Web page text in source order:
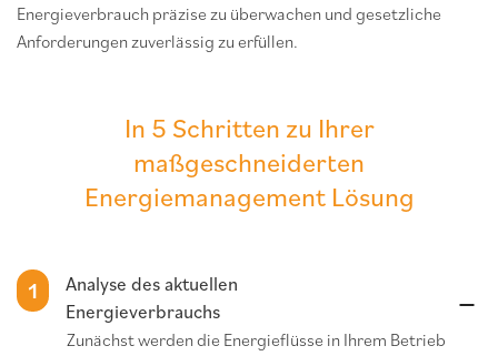
Energieverbrauch präzise zu überwachen und gesetzliche
Anforderungen zuverlässig zu erfüllen.
In 5 Schritten zu Ihrer
maßgeschneiderten
Energiemanagement Lösung
1
Analyse des aktuellen
Energieverbrauchs
Zunächst werden die Energieflüsse in Ihrem Betrieb